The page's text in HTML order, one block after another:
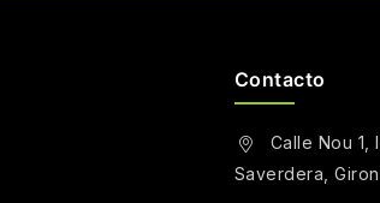
Contacto
Calle Nou 1,
Saverdera,